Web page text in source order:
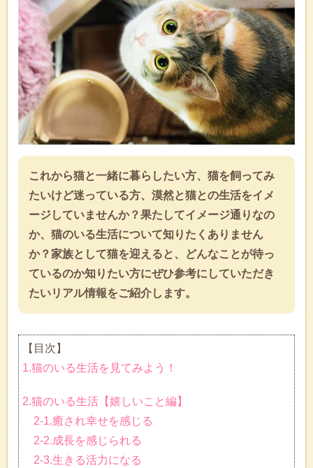
これから猫と一緒に暮らしたい方、猫を飼ってみ
たいけど迷っている方、漠然と猫との生活をイメ
ージしていませんか？果たしてイメージ通りなの
か、猫のいる生活について知りたくありません
か？家族として猫を迎えると、どんなことが待っ
ているのか知りたい方にぜひ参考にしていただき
たいリアル情報をご紹介します。
【目次】
1.猫のいる生活を見てみよう！
2.猫のいる生活【嬉しいこと編】
2-1.癒され幸せを感じる
2-2.成長を感じられる
2-3.生きる活力になる